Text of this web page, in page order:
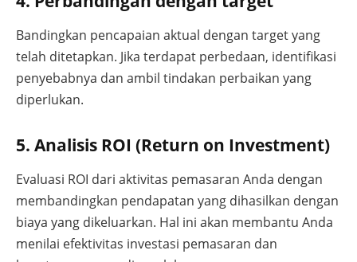
Bandingkan pencapaian aktual dengan target yang
telah ditetapkan. Jika terdapat perbedaan, identifikasi
penyebabnya dan ambil tindakan perbaikan yang
diperlukan.
5. Analisis ROI (Return on Investment)
Evaluasi ROI dari aktivitas pemasaran Anda dengan
membandingkan pendapatan yang dihasilkan dengan
biaya yang dikeluarkan. Hal ini akan membantu Anda
menilai efektivitas investasi pemasaran dan